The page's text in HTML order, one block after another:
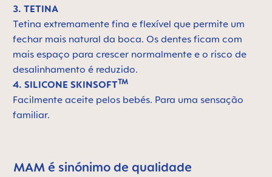
3. TETINA
Tetina extremamente fina e flexível que permite um
fechar mais natural da boca. Os dentes ficam com
mais espaço para crescer normalmente e o risco de
desalinhamento é reduzido.
4. SILICONE SKINSOFTTM
Facilmente aceite pelos bebés. Para uma sensação
familiar.
Skip MAM Means Quality Icon Bar
MAM é sinónimo de qualidade